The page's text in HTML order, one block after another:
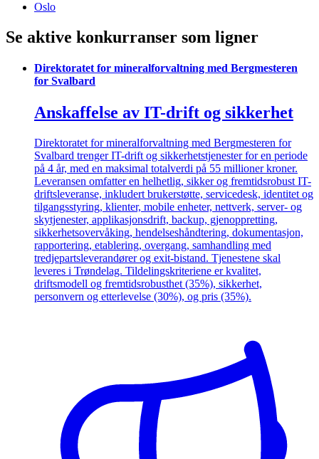
Oslo
Se aktive konkurranser som ligner
Direktoratet for mineralforvaltning med Bergmesteren
for Svalbard
Anskaffelse av IT-drift og sikkerhet
Direktoratet for mineralforvaltning med Bergmesteren for
Svalbard trenger IT-drift og sikkerhetstjenester for en periode
på 4 år, med en maksimal totalverdi på 55 millioner kroner.
Leveransen omfatter en helhetlig, sikker og fremtidsrobust IT-
driftsleveranse, inkludert brukerstøtte, servicedesk, identitet og
tilgangsstyring, klienter, mobile enheter, nettverk, server- og
skytjenester, applikasjonsdrift, backup, gjenoppretting,
sikkerhetsovervåking, hendelseshåndtering, dokumentasjon,
rapportering, etablering, overgang, samhandling med
tredjepartsleverandører og exit-bistand. Tjenestene skal
leveres i Trøndelag. Tildelingskriteriene er kvalitet,
driftsmodell og fremtidsrobusthet (35%), sikkerhet,
personvern og etterlevelse (30%), og pris (35%).